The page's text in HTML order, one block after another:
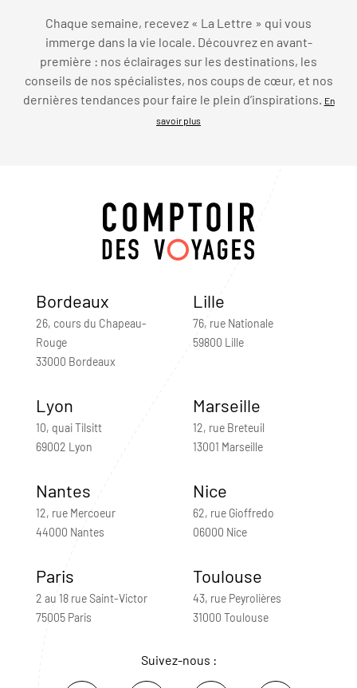
Chaque semaine, recevez « La Lettre » qui vous
immerge dans la vie locale. Découvrez en avant-
première : nos éclairages sur les destinations, les
conseils de nos spécialistes, nos coups de cœur, et nos
dernières tendances pour faire le plein d’inspirations.
En
savoir plus
Bordeaux
26, cours du Chapeau-
Rouge
33000 Bordeaux
Lille
76, rue Nationale
59800 Lille
Lyon
10, quai Tilsitt
69002 Lyon
Marseille
12, rue Breteuil
13001 Marseille
Nantes
12, rue Mercoeur
44000 Nantes
Nice
62, rue Gioffredo
06000 Nice
Paris
2 au 18 rue Saint-Victor
75005 Paris
Toulouse
43, rue Peyrolières
31000 Toulouse
Suivez-nous :